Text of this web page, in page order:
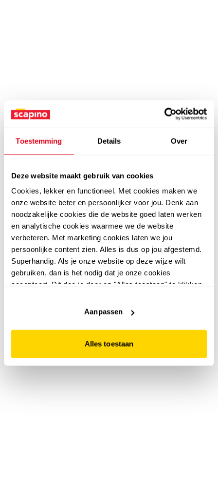
Toestemming Details Over
Deze website maakt gebruik van cookies
Cookies, lekker en functioneel. Met cookies maken we
onze website beter en persoonlijker voor jou. Denk aan
noodzakelijke cookies die de website goed laten werken
en analytische cookies waarmee we de website
verbeteren. Met marketing cookies laten we jou
persoonlijke content zien. Alles is dus op jou afgestemd.
Superhandig. Als je onze website op deze wijze wilt
gebruiken, dan is het nodig dat je onze cookies
accepteert. Dit doe je door op "Alles toestaan" te klikken.
website niet optimaal functioneert.
Aanpassen
Alles toestaan